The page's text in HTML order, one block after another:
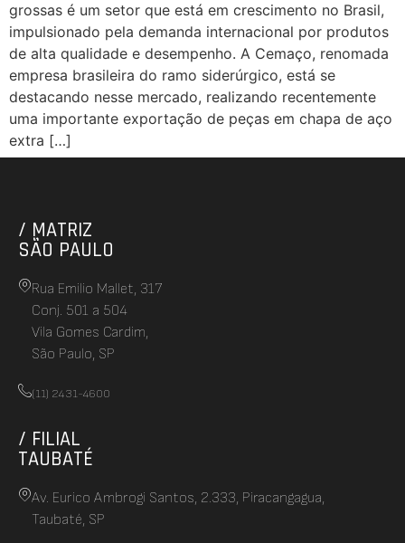
grossas é um setor que está em crescimento no Brasil,
impulsionado pela demanda internacional por produtos
de alta qualidade e desempenho. A Cemaço, renomada
empresa brasileira do ramo siderúrgico, está se
destacando nesse mercado, realizando recentemente
uma importante exportação de peças em chapa de aço
extra […]
/ MATRIZ
SÃO PAULO
Rua Emilio Mallet, 317
Conj. 501 a 504
Vila Gomes Cardim,
São Paulo, SP
(11) 2431-4600
/ FILIAL
TAUBATÉ
Av. Eurico Ambrogi Santos, 2.333, Piracangagua,
Taubaté, SP